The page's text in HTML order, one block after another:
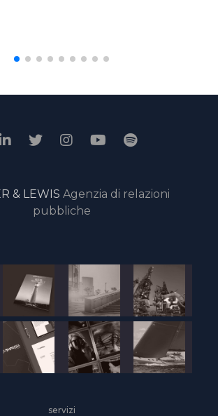
& LEWIS Agenzia di relazioni
pubbliche
servizi